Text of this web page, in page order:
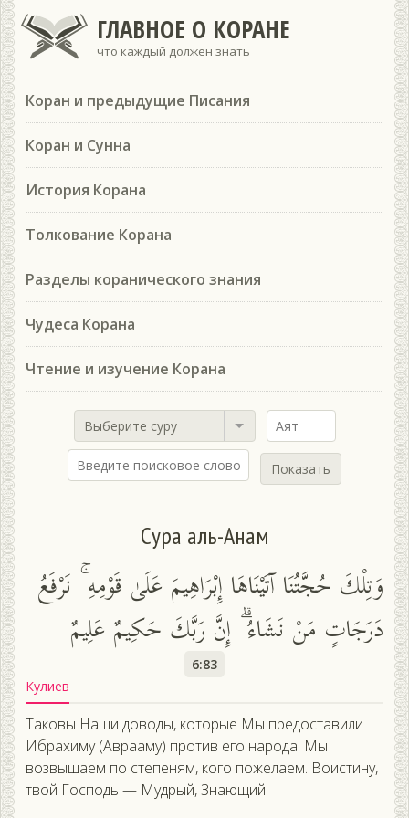
ГЛАВНОЕ О КОРАНЕ
что каждый должен знать
Коран и предыдущие Писания
Коран и Сунна
История Корана
Толкование Корана
Разделы коранического знания
Чудеса Корана
Чтение и изучение Корана
Выберите суру
Показать
Сура аль-Анам
وَتِلْكَ حُجَّتُنَا آتَيْنَاهَا إِبْرَاهِيمَ عَلَىٰ قَوْمِهِ ۚ نَرْفَعُ
دَرَجَاتٍ مَنْ نَشَاءُ ۗ إِنَّ رَبَّكَ حَكِيمٌ عَلِيمٌ
6:83
Кулиев
Таковы Наши доводы, которые Мы предоставили
Ибрахиму (Аврааму) против его народа. Мы
возвышаем по степеням, кого пожелаем. Воистину,
твой Господь — Мудрый, Знающий.